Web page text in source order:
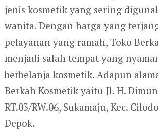
jenis kosmetik yang sering
wanita. Dengan harga yang
pelayanan yang ramah, Toko
menjadi salah tempat yang
berbelanja kosmetik. Adapun
Berkah Kosmetik yaitu Jl. H.
RT.03/RW.06, Sukamaju, Kec.
Depok.